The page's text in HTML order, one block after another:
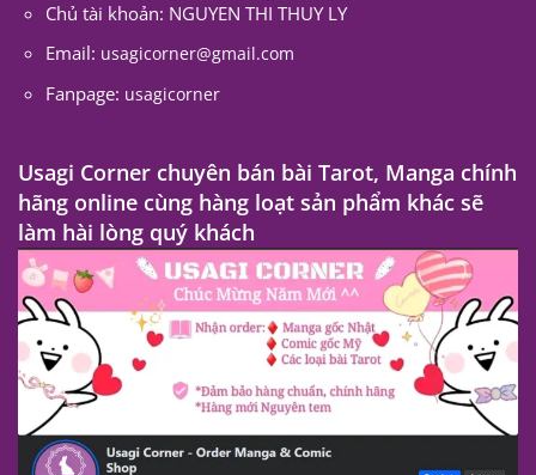
Chủ tài khoản: NGUYEN THI THUY LY
Email: usagicorner@gmail.com
Fanpage: usagicorner
Usagi Corner chuyên bán bài Tarot, Manga chính
hãng online cùng hàng loạt sản phẩm khác sẽ
làm hài lòng quý khách